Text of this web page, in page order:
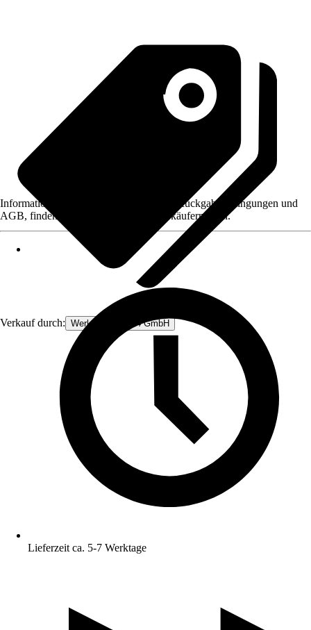
Verkauf durch: Werkzeugstore24 GmbH
Informationen des Verkäufers, wie z. B. Rückgabebedingungen und
AGB, finden Sie bei Klick auf den Verkäufernamen.
Lieferzeit ca. 5-7 Werktage